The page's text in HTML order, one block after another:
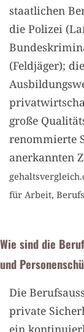
staatlichen
die Polizei
(Feldjäger);
große
renommierte
anerkannten
für Arbeit,
Wie sind die
und
Die
private
ein